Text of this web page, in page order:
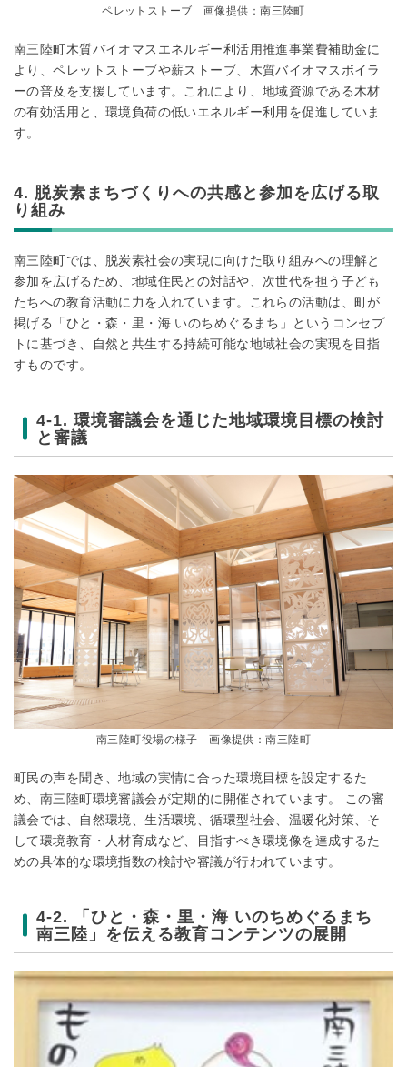
ペレットストーブ 画像提供：南三陸町
南三陸町木質バイオマスエネルギー利活用推進事業費補助金に
より、ペレットストーブや薪ストーブ、木質バイオマスボイラ
ーの普及を支援しています。これにより、地域資源である木材
の有効活用と、環境負荷の低いエネルギー利用を促進していま
す。
4. 脱炭素まちづくりへの共感と参加を広げる取
り組み
南三陸町では、脱炭素社会の実現に向けた取り組みへの理解と
参加を広げるため、地域住民との対話や、次世代を担う子ども
たちへの教育活動に力を入れています。これらの活動は、町が
掲げる「ひと・森・里・海 いのちめぐるまち」というコンセプ
トに基づき、自然と共生する持続可能な地域社会の実現を目指
すものです。
4-1. 環境審議会を通じた地域環境目標の検討
と審議
南三陸町役場の様子 画像提供：南三陸町
町民の声を聞き、地域の実情に合った環境目標を設定するた
め、南三陸町環境審議会が定期的に開催されています。 この審
議会では、自然環境、生活環境、循環型社会、温暖化対策、そ
して環境教育・人材育成など、目指すべき環境像を達成するた
めの具体的な環境指数の検討や審議が行われています。
4-2. 「ひと・森・里・海 いのちめぐるまち
南三陸」を伝える教育コンテンツの展開